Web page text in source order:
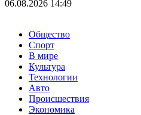
06.08.2026 14:49
Общество
Спорт
В мире
Культура
Технологии
Авто
Происшествия
Экономика